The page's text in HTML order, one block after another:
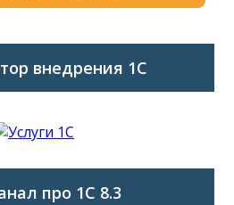
внедрения 1C
про 1С 8.3